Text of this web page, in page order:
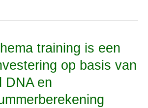
training is een
op basis van
DNA en